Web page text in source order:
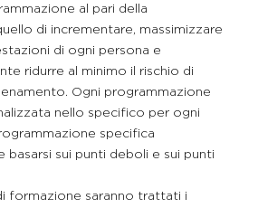
al pari della
di incrementare, massimizzare
di ogni persona e
ridurre al minimo il rischio di
Ogni programmazione
nello specifico per ogni
specifica
basarsi sui punti deboli e sui punti
formazione saranno trattati i